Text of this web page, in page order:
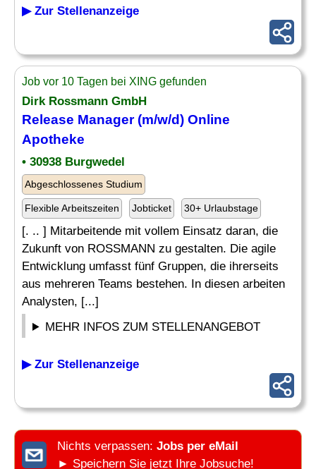
▶ Zur Stellenanzeige
Job vor 10 Tagen bei XING gefunden
Dirk Rossmann GmbH
Release Manager (m/w/d) Online
Apotheke
• 30938 Burgwedel
Abgeschlossenes Studium
Flexible Arbeitszeiten Jobticket 30+ Urlaubstage
[. .. ] Mitarbeitende mit vollem Einsatz daran, die
Zukunft von ROSSMANN zu gestalten. Die agile
Entwicklung umfasst fünf Gruppen, die ihrerseits
aus mehreren Teams bestehen. In diesen arbeiten
Analysten, [...]
MEHR INFOS ZUM STELLENANGEBOT
▶ Zur Stellenanzeige
Nichts verpassen: Jobs per eMail
► Speichern Sie jetzt Ihre Jobsuche!